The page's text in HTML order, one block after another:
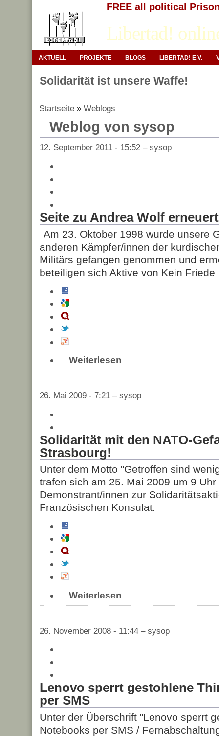
FREE all political
Libertad!
AKTUELL PROJEKTE BLOGS LIBERTAD! E.V.
Solidarität ist unsere Waffe!
Startseite » Weblogs
Weblog von sysop
12. September 2011 - 15:52 – sysop
Seite zu Andrea Wolf
Am 23. Oktober 1998 wurde unsere
anderen Kämpfer/innen der
Militärs gefangen genommen und
beteiligen sich Aktive von Kein Friede
Weiterlesen
26. Mai 2009 - 7:21 – sysop
Solidarität mit den NATO-
Strasbourg!
Unter dem Motto "Getroffen sind
trafen sich am 25. Mai 2009 um 9 Uhr
Demonstrant/innen zur
Französischen Konsulat.
Weiterlesen
26. November 2008 - 11:44 – sysop
Lenovo sperrt gestohlene
per SMS
Unter der Überschrift "Lenovo sperrt
Notebooks per SMS /